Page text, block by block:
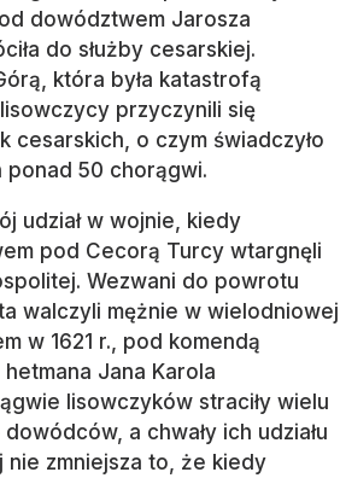
dowództwem Jarosza
do służby cesarskiej.
która była katastrofą
przyczynili się
cesarskich, o czym świadczyło
50 chorągwi.
udział w wojnie, kiedy
pod Cecorą Turcy wtargnęli
Wezwani do powrotu
walczyli mężnie w wielodniowej
w 1621 r., pod komendą
Jana Karola
lisowczyków straciły wielu
a chwały ich udziału
nie zmniejsza to, że kiedy